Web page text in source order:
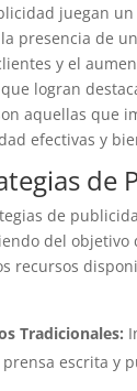
juegan
presencia de
y el
logran
aquellas que
efectivas y
de
de
del objetivo
recursos
Tradicionales:
escrita y